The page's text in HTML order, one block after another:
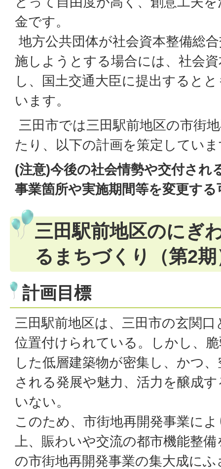
金です。
地方公共団体が社会資本整備総
施しようとする場合には、社会
し、国土交通大臣に提出すると
います。
三田市では三田駅前地区の市街
たり、以下の計画を策定してい
(注意)今後の社会情勢や交付され
事業箇所や実施期間等を変更す
三田駅前地区のにぎ
るまちづくり（第2期
計画目標
三田駅前地区は、三田市の玄関
位置付けられている。しかし、
した低層建築物が密集し、かつ
される発展や魅力、活力を醸成
いない。
このため、市街地再開発事業に
上、賑わいや交流の都市機能整
の市街地再開発事業の集大成に